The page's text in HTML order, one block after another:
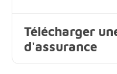
Télécharger
d'assurance